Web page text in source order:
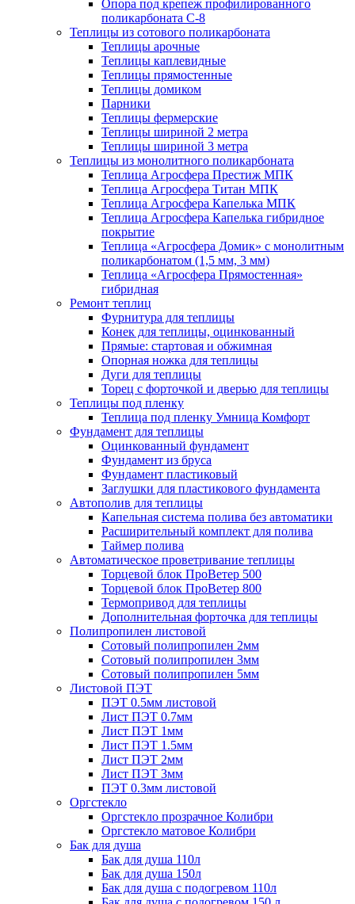
Опора под крепеж профилированного
поликарбоната С-8
Теплицы из сотового поликарбоната
Теплицы арочные
Теплицы каплевидные
Теплицы прямостенные
Теплицы домиком
Парники
Теплицы фермерские
Теплицы шириной 2 метра
Теплицы шириной 3 метра
Теплицы из монолитного поликарбоната
Теплица Агросфера Престиж МПК
Теплица Агросфера Титан МПК
Теплица Агросфера Капелька МПК
Теплица Агросфера Капелька гибридное
покрытие
Теплица «Агросфера Домик» с монолитным
поликарбонатом (1,5 мм, 3 мм)
Теплица «Агросфера Прямостенная»
гибридная
Ремонт теплиц
Фурнитура для теплицы
Конек для теплицы, оцинкованный
Прямые: стартовая и обжимная
Опорная ножка для теплицы
Дуги для теплицы
Торец с форточкой и дверью для теплицы
Теплицы под пленку
Теплица под пленку Умница Комфорт
Фундамент для теплицы
Оцинкованный фундамент
Фундамент из бруса
Фундамент пластиковый
Заглушки для пластикового фундамента
Автополив для теплицы
Капельная система полива без автоматики
Расширительный комплект для полива
Таймер полива
Автоматическое проветривание теплицы
Торцевой блок ПроВетер 500
Торцевой блок ПроВетер 800
Термопривод для теплицы
Дополнительная форточка для теплицы
Полипропилен листовой
Сотовый полипропилен 2мм
Сотовый полипропилен 3мм
Сотовый полипропилен 5мм
Листовой ПЭТ
ПЭТ 0.5мм листовой
Лист ПЭТ 0.7мм
Лист ПЭТ 1мм
Лист ПЭТ 1.5мм
Лист ПЭТ 2мм
Лист ПЭТ 3мм
ПЭТ 0.3мм листовой
Оргстекло
Оргстекло прозрачное Колибри
Оргстекло матовое Колибри
Бак для душа
Бак для душа 110л
Бак для душа 150л
Бак для душа с подогревом 110л